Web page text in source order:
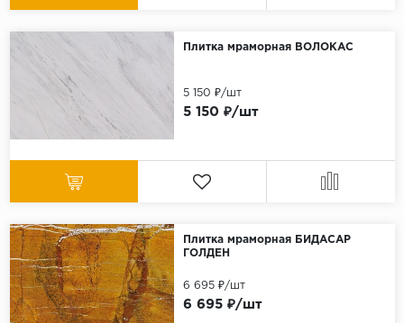
Плитка мраморная ВОЛОКАС
5 150 ₽/шт
5 150 ₽/шт
Плитка мраморная БИДАСАР
ГОЛДЕН
6 695 ₽/шт
6 695 ₽/шт